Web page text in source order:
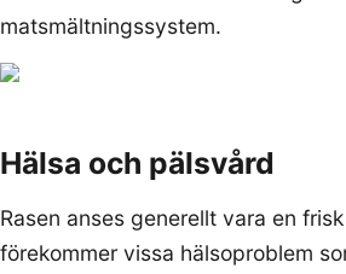
matsmältningssystem.
Hälsa och pälsvård
Rasen anses generellt vara en
förekommer vissa hälsoproblem